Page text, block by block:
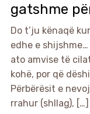
gatshme
Do t’ju kënaqë
edhe e
ato amvise të
kohë, por që
Përbërësit e
rrahur (shllag), […]